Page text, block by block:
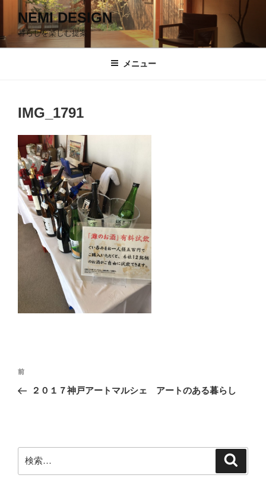
テ
ン
NEMI DESIGN
暮らしを楽しむ提案
メニュー
IMG_1791
投
ナ
ー
シ
前
の
前
２０１７神戸アートマルシェ アートのある暮らし
索: